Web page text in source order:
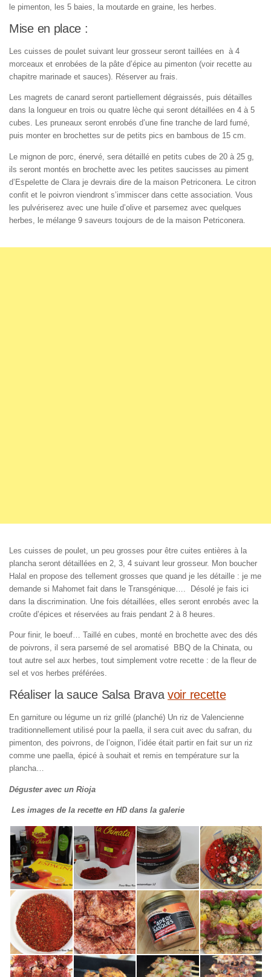
le pimenton, les 5 baies, la moutarde en graine, les herbes.
Mise en place :
Les cuisses de poulet suivant leur grosseur seront taillées en à 4
morceaux et enrobées de la pâte d’épice au pimenton (voir recette au
chapitre marinade et sauces). Réserver au frais.
Les magrets de canard seront partiellement dégraissés, puis détailles
dans la longueur en trois ou quatre lèche qui seront détaillées en 4 à 5
cubes. Les pruneaux seront enrobés d’une fine tranche de lard fumé,
puis monter en brochettes sur de petits pics en bambous de 15 cm.
Le mignon de porc, énervé, sera détaillé en petits cubes de 20 à 25 g,
ils seront montés en brochette avec les petites saucisses au piment
d’Espelette de Clara je devrais dire de la maison Petriconera. Le citron
confit et le poivron viendront s’immiscer dans cette association. Vous
les pulvériserez avec une huile d’olive et parsemez avec quelques
herbes, le mélange 9 saveurs toujours de de la maison Petriconera.
Les cuisses de poulet, un peu grosses pour être cuites entières à la
plancha seront détaillées en 2, 3, 4 suivant leur grosseur. Mon boucher
Halal en propose des tellement grosses que quand je les détaille : je me
demande si Mahomet fait dans le Transgénique…. Désolé je fais ici
dans la discrimination. Une fois détaillées, elles seront enrobés avec la
croûte d’épices et réservées au frais pendant 2 à 8 heures.
Pour finir, le boeuf… Taillé en cubes, monté en brochette avec des dés
de poivrons, il sera parsemé de sel aromatisé BBQ de la Chinata, ou
tout autre sel aux herbes, tout simplement votre recette : de la fleur de
sel et vos herbes préférées.
Réaliser la sauce Salsa Brava voir recette
En garniture ou légume un riz grillé (planché) Un riz de Valencienne
traditionnellement utilisé pour la paella, il sera cuit avec du safran, du
pimenton, des poivrons, de l’oignon, l’idée était partir en fait sur un riz
comme une paella, épicé à souhait et remis en température sur la
plancha…
Déguster avec un Rioja
Les images de la recette en HD dans la galerie